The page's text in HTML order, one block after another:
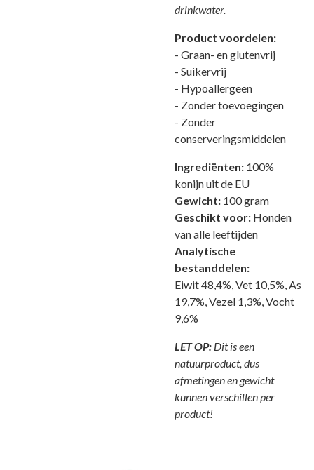
drinkwater.
Product voordelen:
- Graan- en glutenvrij
- Suikervrij
- Hypoallergeen
- Zonder toevoegingen
- Zonder
conserveringsmiddelen
Ingrediënten: 100%
konijn uit de EU
Gewicht: 100 gram
Geschikt voor: Honden
van alle leeftijden
Analytische
bestanddelen:
Eiwit 48,4%, Vet 10,5%, As
19,7%, Vezel 1,3%, Vocht
9,6%
LET OP: Dit is een
natuurproduct, dus
afmetingen en gewicht
kunnen verschillen per
product!